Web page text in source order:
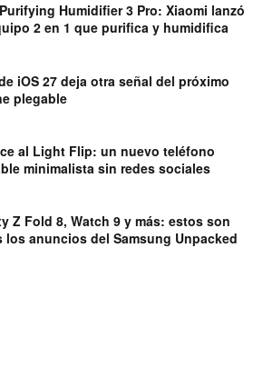
Humidifier 3 Pro: Xiaomi lanzó
2 en 1 que purifica y humidifica
iOS 27 deja otra señal del próximo
plegable
al Light Flip: un nuevo teléfono
minimalista sin redes sociales
Z Fold 8, Watch 9 y más: estos son
los anuncios del Samsung Unpacked